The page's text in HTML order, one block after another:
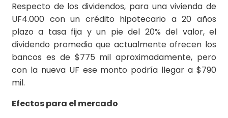
Respecto de los dividendos, para una vivienda de
UF4.000 con un crédito hipotecario a 20 años
plazo a tasa fija y un pie del 20% del valor, el
dividendo promedio que actualmente ofrecen los
bancos es de $775 mil aproximadamente, pero
con la nueva UF ese monto podría llegar a $790
mil.
Efectos para el mercado